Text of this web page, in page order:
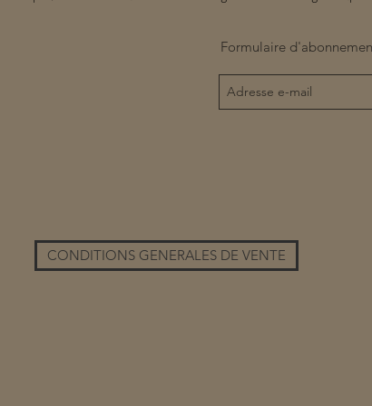
Formulaire
CONDITIONS GENERALES DE VENTE